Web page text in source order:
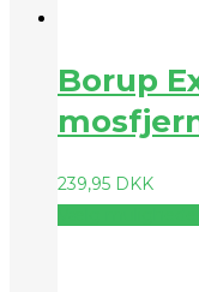
Borup
239,95 DKK